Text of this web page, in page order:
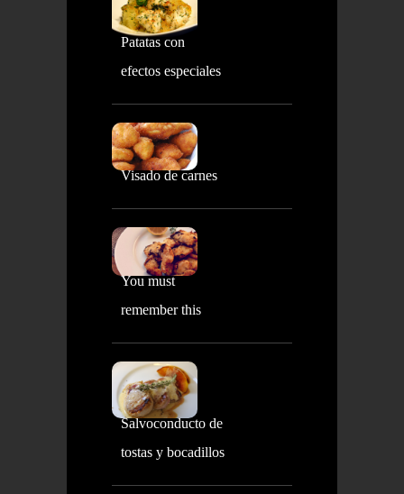
Patatas con
efectos especiales
Visado de carnes
You must
remember this
Salvoconducto de
tostas y bocadillos